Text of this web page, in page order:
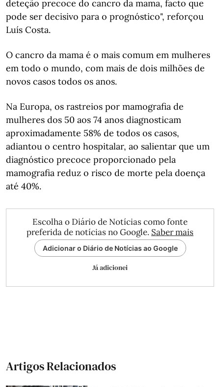
deteção precoce do cancro da mama, facto que
pode ser decisivo para o prognóstico", reforçou
Luís Costa.
O cancro da mama é o mais comum em mulheres
em todo o mundo, com mais de dois milhões de
novos casos todos os anos.
Na Europa, os rastreios por mamografia de
mulheres dos 50 aos 74 anos diagnosticam
aproximadamente 58% de todos os casos,
adiantou o centro hospitalar, ao salientar que um
diagnóstico precoce proporcionado pela
mamografia reduz o risco de morte pela doença
até 40%.
Escolha o Diário de Notícias como fonte
preferida de notícias no Google. Saber mais
Adicionar o Diário de Notícias ao Google
Já adicionei
Artigos Relacionados